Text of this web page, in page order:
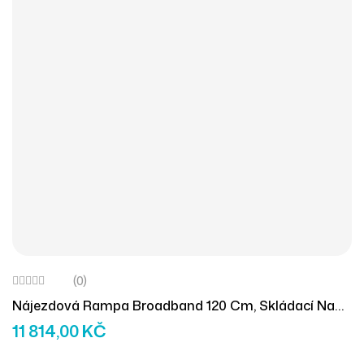
(0)
Nájezdová Rampa Broadband 120 Cm, Skládací Na
Délku (1ks)
11 814,00KČ